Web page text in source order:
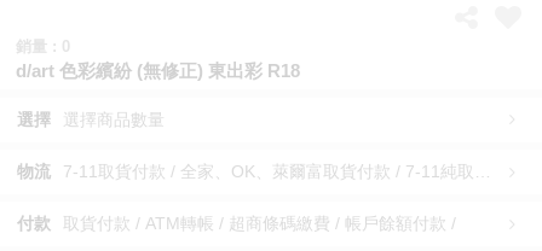
銷量 : 0
d/art 色彩繽紛 (無修正) 東出彩 R18
選擇 選擇商品數量
物流
付款 取貨付款 / ATM轉帳 / 超商條碼繳費 / 帳戶餘額付款 /